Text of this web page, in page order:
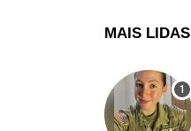
MAIS LIDAS